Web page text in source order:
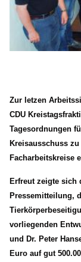
AUSSCHUSS
AUSSCHUSS
Zur letzen
CDU
Tagesordnungen
Kreisausschuss
Facharbeitskreise
Erfreut zeigte sich
Pressemitteilung,
vorliegenden
und Dr. Peter
Euro auf gut